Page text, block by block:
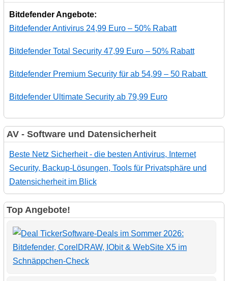
Bitdefender Angebote:
Bitdefender Antivirus 24,99 Euro – 50% Rabatt
Bitdefender Total Security 47,99 Euro – 50% Rabatt
Bitdefender Premium Security für ab 54,99 – 50 Rabatt
Bitdefender Ultimate Security ab 79,99 Euro
AV - Software und Datensicherheit
Beste Netz Sicherheit - die besten Antivirus, Internet
Security, Backup-Lösungen, Tools für Privatsphäre und
Datensicherheit im Blick
Top Angebote!
Software-Deals im Sommer 2026:
Bitdefender, CorelDRAW, IObit & WebSite X5 im
Schnäppchen-Check